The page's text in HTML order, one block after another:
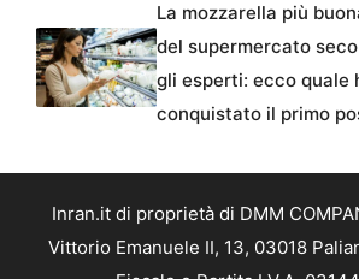
La mozzarella più
del supermercato
gli esperti: ecco quale
conquistato il primo
Inran.it di proprietà di DMM
Vittorio Emanuele II, 13, 03018